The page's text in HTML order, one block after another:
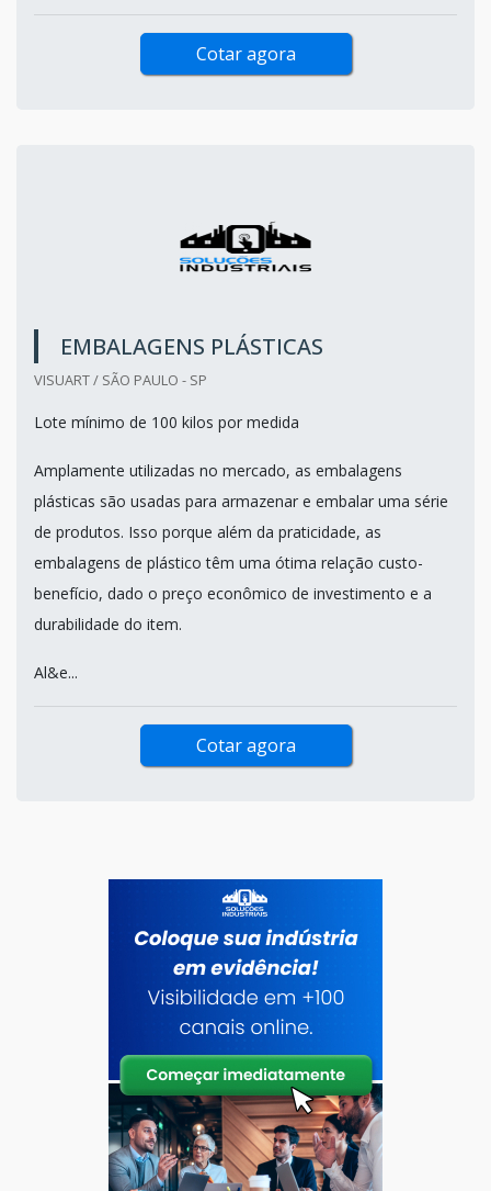
Cotar agora
EMBALAGENS PLÁSTICAS
VISUART / SÃO PAULO - SP
Lote mínimo de 100 kilos por medida
Amplamente utilizadas no mercado, as embalagens
plásticas são usadas para armazenar e embalar uma série
de produtos. Isso porque além da praticidade, as
embalagens de plástico têm uma ótima relação custo-
benefício, dado o preço econômico de investimento e a
durabilidade do item.
Al&e...
Cotar agora